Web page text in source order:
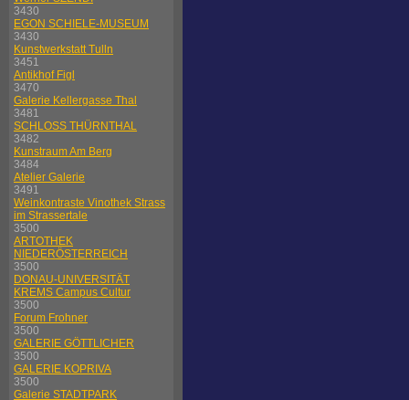
3430
EGON SCHIELE-MUSEUM
3430
Kunstwerkstatt Tulln
3451
Antikhof Figl
3470
Galerie Kellergasse Thal
3481
SCHLOSS THÜRNTHAL
3482
Kunstraum Am Berg
3484
Atelier Galerie
3491
Weinkontraste Vinothek Strass
im Strassertale
3500
ARTOTHEK
NIEDERÖSTERREICH
3500
DONAU-UNIVERSITÄT
KREMS Campus Cultur
3500
Forum Frohner
3500
GALERIE GÖTTLICHER
3500
GALERIE KOPRIVA
3500
Galerie STADTPARK